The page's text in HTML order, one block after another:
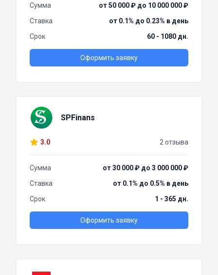
Сумма
от 50 000 ₽ до 10 000 000 ₽
Ставка
от 0.1% до 0.23% в день
Срок
60 - 1080 дн.
Оформить заявку
SPFinans
3.0 2 отзыва
Сумма
от 30 000 ₽ до 3 000 000 ₽
Ставка
от 0.1% до 0.5% в день
Срок
1 - 365 дн.
Оформить заявку